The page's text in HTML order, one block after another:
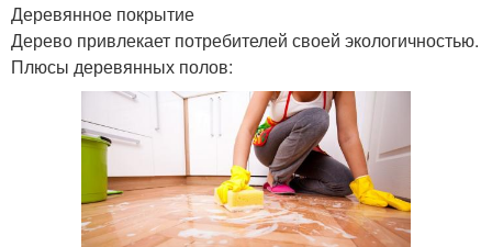
Деревянное покрытие
Дерево привлекает потребителей своей экологичностью.
Плюсы деревянных полов: